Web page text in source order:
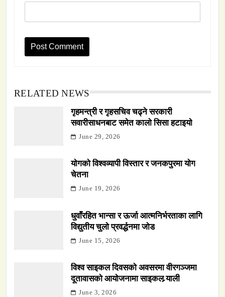
RELATED NEWS
गृहमन्त्री र गृहसचिव चढ्ने सरकारी
सवारीसाधनबाट समेत कालो सिसा हटाइयो
June 29, 2026
योगको विश्वव्यापी विस्तार र जनकपुरमा योग
चेतना
June 19, 2026
धुवाँरहित भान्सा र ऊर्जा आत्मनिर्भरताका लागि
विद्युतीय चुलो प्रवर्द्धनमा जोड
June 15, 2026
विश्व साइकल दिवसको अवसरमा वीरगञ्जमा
दूतावासको आयोजनामा साइकल र्‍याली
June 3, 2026